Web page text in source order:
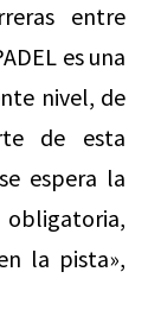
entre
es una
nivel, de
de esta
espera la
la pista»,